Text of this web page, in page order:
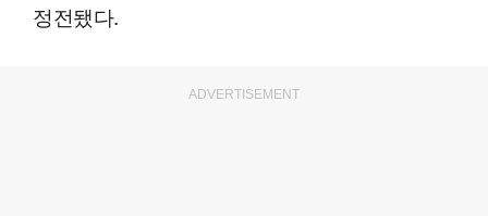
정전됐다.
ADVERTISEMENT